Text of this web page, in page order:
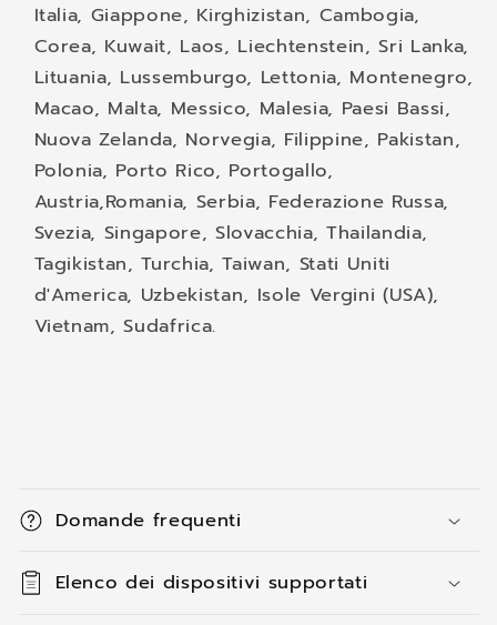
Italia, Giappone, Kirghizistan, Cambogia,
Corea, Kuwait, Laos, Liechtenstein, Sri Lanka,
Lituania, Lussemburgo, Lettonia, Montenegro,
Macao, Malta, Messico, Malesia, Paesi Bassi,
Nuova Zelanda, Norvegia, Filippine, Pakistan,
Polonia, Porto Rico, Portogallo,
Austria,Romania, Serbia, Federazione Russa,
Svezia, Singapore, Slovacchia, Thailandia,
Tagikistan, Turchia, Taiwan, Stati Uniti
d'America, Uzbekistan, Isole Vergini (USA),
Vietnam, Sudafrica.
o
n
t
e
Domande frequenti
Elenco dei dispositivi supportati